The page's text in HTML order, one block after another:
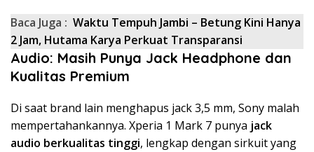
Baca Juga : Waktu Tempuh Jambi – Betung Kini Hanya
2 Jam, Hutama Karya Perkuat Transparansi
Audio: Masih Punya Jack Headphone dan
Kualitas Premium
Di saat brand lain menghapus jack 3,5 mm, Sony malah
mempertahankannya. Xperia 1 Mark 7 punya jack
audio berkualitas tinggi, lengkap dengan sirkuit yang